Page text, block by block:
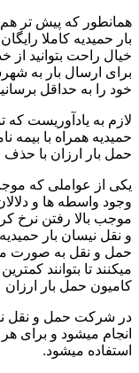
همانطور که پیش تر
بار حمیدیه کاملا
خیال راحت بتوانید از
برای ارسال بار به
خود را به حداقل
لازم به یادآوریست که
حمیدیه همراه با بیمه
حمل بار ارزان با
یکی از عواملی که
وجود واسطه ها و
موجب بالا رفتن نرخ
و نقل نیسان بار
حمل و نقل به صورت
میکنند تا بتوانند
کامیون حمل بار ارزان
در شرکت حمل و نقل
انجام میشود و برای
استفاده میشود.